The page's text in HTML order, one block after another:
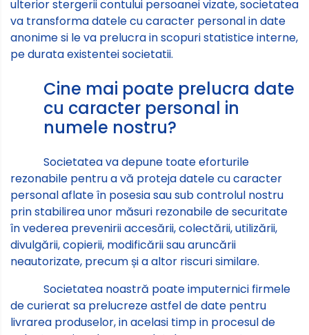
ulterior stergerii contului persoanei vizate, societatea
va transforma datele cu caracter personal in date
anonime si le va prelucra in scopuri statistice interne,
pe durata existentei societatii.
Cine mai poate prelucra date
cu caracter personal in
numele nostru?
Societatea va depune toate eforturile
rezonabile pentru a vă proteja datele cu caracter
personal aflate în posesia sau sub controlul nostru
prin stabilirea unor măsuri rezonabile de securitate
în vederea prevenirii accesării, colectării, utilizării,
divulgării, copierii, modificării sau aruncării
neautorizate, precum și a altor riscuri similare.
Societatea noastră poate imputernici firmele
de curierat sa prelucreze astfel de date pentru
livrarea produselor, in acelasi timp in procesul de